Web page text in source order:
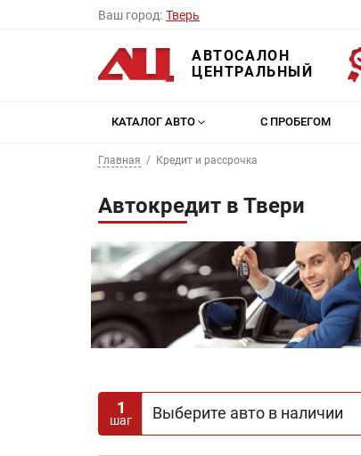
Ваш город: Тверь
АВТОСАЛОН
ЦЕНТРАЛЬНЫЙ
КАТАЛОГ АВТО С ПРОБЕГОМ
Главная Кредит и рассрочка
Автокредит в Твери
1
шаг Выберите авто в наличии